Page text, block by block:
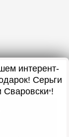
интерент-
Серьги
Сваровски*!